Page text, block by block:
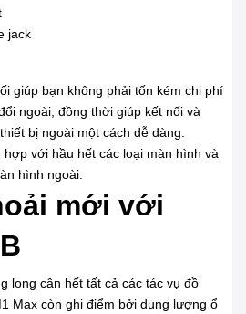
jack
giúp bạn không phải tốn kém chi phí
ngoài, đồng thời giúp kết nối và
bị ngoài một cách dễ dàng.
hợp với hầu hết các loại màn hình và
hình ngoài.
mới với
long cân hết tất cả các tác vụ đồ
Max còn ghi điểm bởi dung lượng ổ